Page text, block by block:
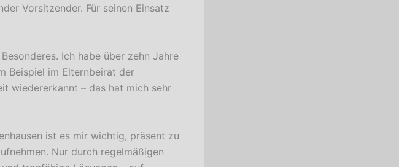
Vorsitzender. Für seinen Einsatz
Ich habe über zehn Jahre
Beispiel im Elternbeirat der
wiedererkannt – das hat mich sehr
ist es mir wichtig, präsent zu
Nur durch regelmäßigen